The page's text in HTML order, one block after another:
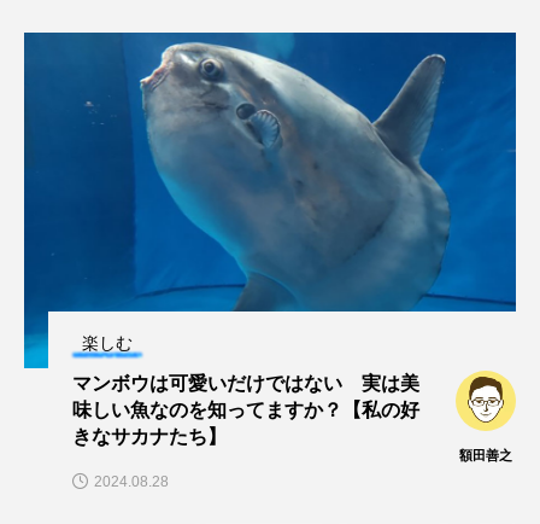
沼津港深海水族館
海きらら 海水魚 海洋 海洋環境
海綿動物 海遊館
液浸標本
深海魚
渋川マリン水族館
漁業 漁港 漫画 灯台
無脊椎動物 熱帯魚
楽しむ
マンボウは可愛いだけではない 実は美
味しい魚なのを知ってますか？【私の好
きなサカナたち】
額田善之
2024.08.28